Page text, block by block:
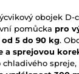
obojek D-
pomůcka pro
5 do 90 kg.
a sprejovou